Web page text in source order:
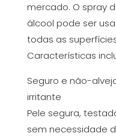
mercado. O spray
álcool pode ser
todas as
Características
Seguro e não-
irritante
Pele segura,
sem necessidade